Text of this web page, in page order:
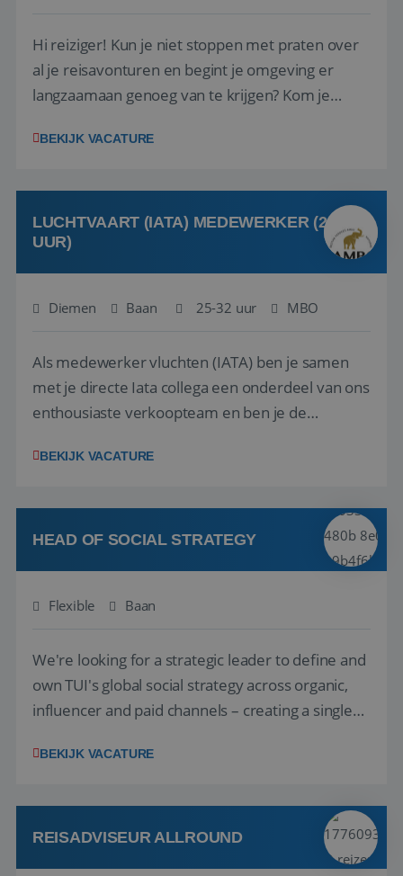
Hi reiziger! Kun je niet stoppen met praten over
al je reisavonturen en begint je omgeving er
langzaamaan genoeg van te krijgen? Kom je
naar enthousiaste reisfanaten met een passie
samenstellen van hun droomreis.<br ...
BEKIJK VACATURE
LUCHTVAART (IATA) MEDEWERKER (24-32
UUR)
Diemen Baan 25-32 uur MBO
Als medewerker vluchten (IATA) ben je samen
met je directe Iata collega een onderdeel van ons
enthousiaste verkoopteam en ben je de
en tarieven waar je collega’s niet uitkomen.
kwaliteitsbewaking van alles wat met IATA te m...
BEKIJK VACATURE
HEAD OF SOCIAL STRATEGY
Flexible Baan
We're looking for a strategic leader to define and
own TUI's global social strategy across organic,
influencer and paid channels – creating a single
locally. The role will be published until 18 August
Attractive remuneration, discre...
BEKIJK VACATURE
REISADVISEUR ALLROUND